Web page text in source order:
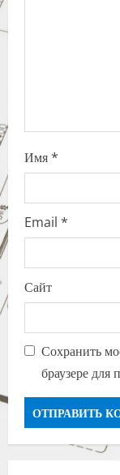
Имя*
Email *
Сайт
Сохранить
браузере